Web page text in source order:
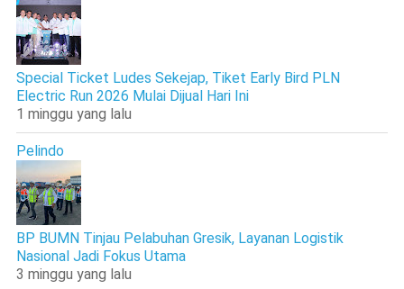
Special Ticket Ludes Sekejap, Tiket Early Bird PLN
Electric Run 2026 Mulai Dijual Hari Ini
1 minggu yang lalu
Pelindo
BP BUMN Tinjau Pelabuhan Gresik, Layanan Logistik
Nasional Jadi Fokus Utama
3 minggu yang lalu